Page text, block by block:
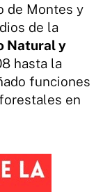
de Montes y
de la
Natural y
hasta la
funciones
en